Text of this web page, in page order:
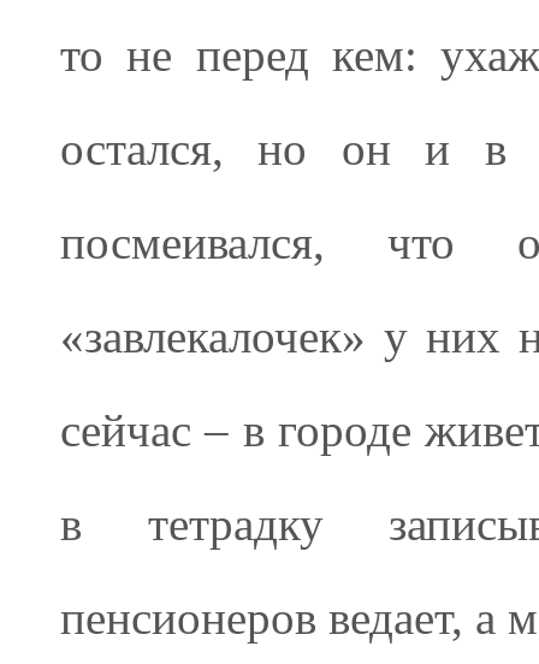
то не перед кем:
остался, но он и в
посмеивался, что
«завлекалочек» у
сейчас – в городе
в тетрадку
пенсионеров ведает, а